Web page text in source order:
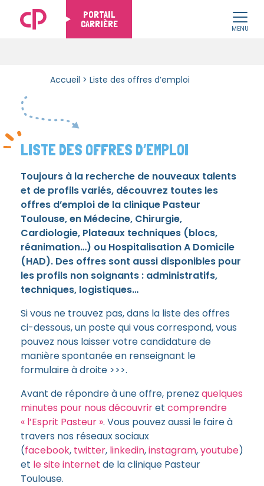
PORTAIL
CARRIÈRE
MENU
Accueil > Liste des offres d’emploi
LISTE DES OFFRES D’EMPLOI
Toujours à la recherche de nouveaux talents
et de profils variés, découvrez toutes les
offres d’emploi de la clinique Pasteur
Toulouse, en Médecine, Chirurgie,
Cardiologie, Plateaux techniques (blocs,
réanimation…) ou Hospitalisation A Domicile
(HAD). Des offres sont aussi disponibles pour
les profils non soignants : administratifs,
techniques, logistiques…
Si vous ne trouvez pas, dans la liste des offres
ci-dessous, un poste qui vous correspond, vous
pouvez nous laisser votre candidature de
manière spontanée en renseignant le
formulaire à droite >>>.
Avant de répondre à une offre, prenez quelques
minutes pour nous découvriret comprendre
« l’Esprit Pasteur ». Vous pouvez aussi le faire à
travers nos réseaux sociaux
(facebook, twitter, linkedin,instagram,youtube)
et le site internet de la clinique Pasteur
Toulouse.